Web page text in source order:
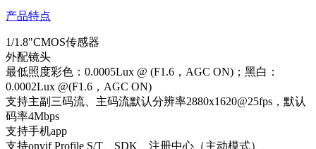
产品特点
1/1.8"CMOS传感器
外配镜头
最低照度彩色：0.0005Lux @ (F1.6，AGC ON)；黑白：
0.0002Lux @(F1.6，AGC ON)
支持主副三码流、主码流默认分辨率2880x1620@25fps，默认
码率4Mbps
支持手机app
支持onvif Profile S/T、SDK、注册中心（主动模式）、